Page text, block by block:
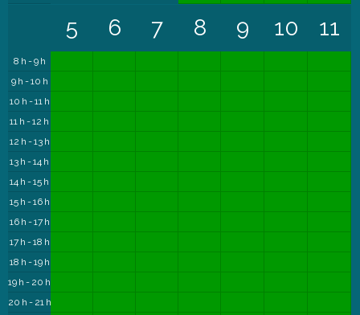
8 h - 9 h
9 h - 10 h
10 h - 11 h
11 h - 12 h
12 h - 13 h
13 h - 14 h
14 h - 15 h
15 h - 16 h
16 h - 17 h
17 h - 18 h
18 h - 19 h
19 h - 20 h
20 h - 21 h
5 6 7 8 9 10 11